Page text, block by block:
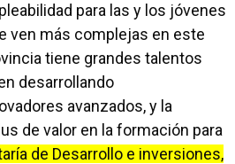
para las y los jóvenes
ven más complejas en este
tiene grandes talentos
desarrollando
avanzados, y la
de valor en la formación para
de Desarrollo e inversiones,